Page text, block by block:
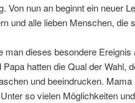
Von nun an beginnt ein neuer
und alle lieben Menschen, die
man dieses besondere
Papa hatten die Qual der Wahl,
und beeindrucken.
so vielen Möglichkeiten